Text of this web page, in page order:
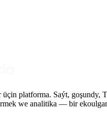
platforma. Saýt, goşundy,
we analitika — bir